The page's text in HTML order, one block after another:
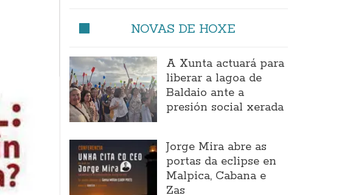
NOVAS DE HOXE
A Xunta actuará para
liberar a lagoa de
Baldaio ante a
presión social xerada
Jorge Mira abre as
portas da eclipse en
Malpica, Cabana e
Zas